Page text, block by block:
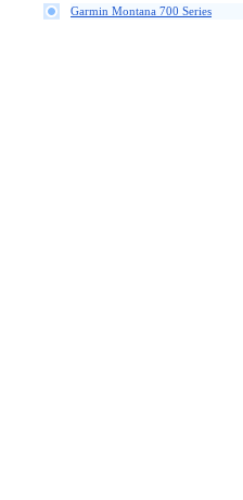
Garmin Montana 700 Series